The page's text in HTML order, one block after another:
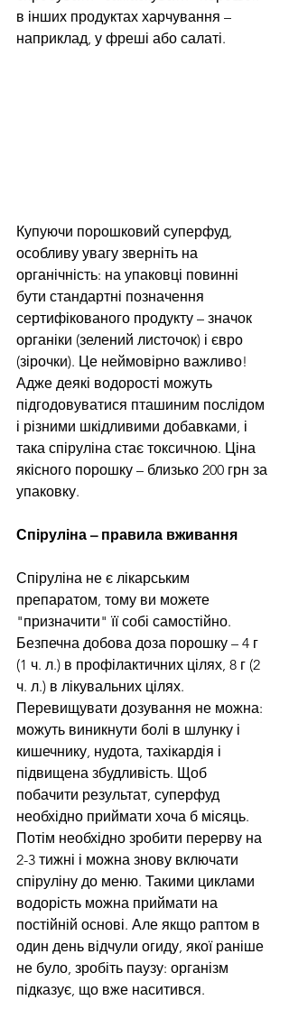
в інших продуктах харчування –
наприклад, у фреші або салаті.
Купуючи порошковий суперфуд,
особливу увагу зверніть на
органічність: на упаковці повинні
бути стандартні позначення
сертифікованого продукту – значок
органіки (зелений листочок) і євро
(зірочки). Це неймовірно важливо!
Адже деякі водорості можуть
підгодовуватися пташиним послідом
і різними шкідливими добавками, і
така спіруліна стає токсичною. Ціна
якісного порошку – близько 200 грн за
упаковку.
Спіруліна – правила вживання
Спіруліна не є лікарським
препаратом, тому ви можете
"призначити" її собі самостійно.
Безпечна добова доза порошку – 4 г
(1 ч. л.) в профілактичних цілях, 8 г (2
ч. л.) в лікувальних цілях.
Перевищувати дозування не можна:
можуть виникнути болі в шлунку і
кишечнику, нудота, тахікардія і
підвищена збудливість. Щоб
побачити результат, суперфуд
необхідно приймати хоча б місяць.
Потім необхідно зробити перерву на
2-3 тижні і можна знову включати
спіруліну до меню. Такими циклами
водорість можна приймати на
постійній основі. Але якщо раптом в
один день відчули огиду, якої раніше
не було, зробіть паузу: організм
підказує, що вже наситився.